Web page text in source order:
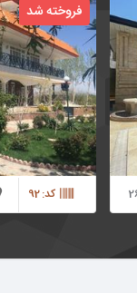
فروخته شد
ویلا تریبلکس
مستر
کد: 92
طراحی و